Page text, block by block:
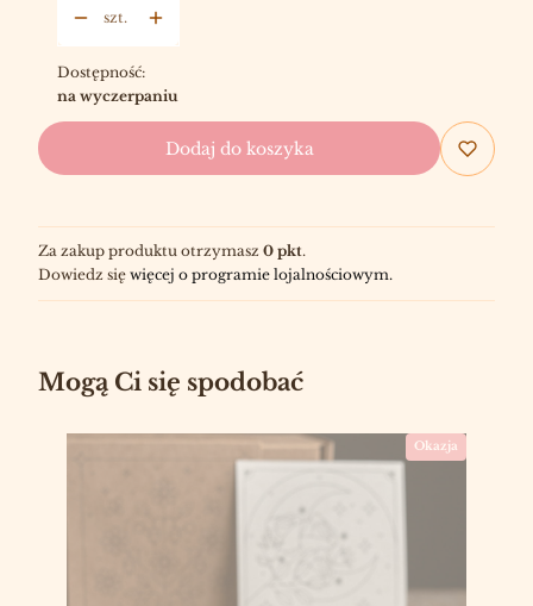
szt.
Dostępność:
na wyczerpaniu
Dodaj do koszyka
Za zakup produktu otrzymasz 0 pkt.
Dowiedz się więcej o programie lojalnościowym.
Mogą Ci się spodobać
Okazja